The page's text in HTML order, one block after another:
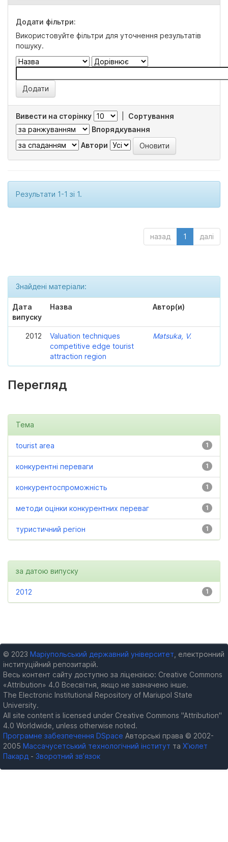
Додати фільтри:
Використовуйте фільтри для уточнення результатів
пошуку.
Вивести на сторінку
Сортування
Впорядкування
Автори
Результати 1-1 зі 1.
назад 1 далі
Знайдені матеріали:
Дата
випуску
Назва Автор(и)
2012
Valuation techniques
competitive edge tourist
attraction region
Matsuka, V.
Перегляд
Тема
1
tourist area
1
конкурентні переваги
1
конкурентоспроможність
1
методи оцінки конкурентних переваг
1
туристичний регіон
за датою випуску
1
2012
© 2023 Маріупольський державний університет , електронний
інституційний репозитарій.
Весь контент сайту доступно за ліцензією: Creative Commons
«Attribution» 4.0 Всесвітня, якщо не зазначено інше.
The Electronic Institutional Repository of Mariupol State
University.
All site content is licensed under Creative Commons "Attribution"
4.0 Worldwide, unless otherwise noted.
Програмне забезпечення DSpace Авторські права © 2002-
2005 Массачусетський технологічний інститут та Х’юлет
Пакард - Зворотний зв’язок